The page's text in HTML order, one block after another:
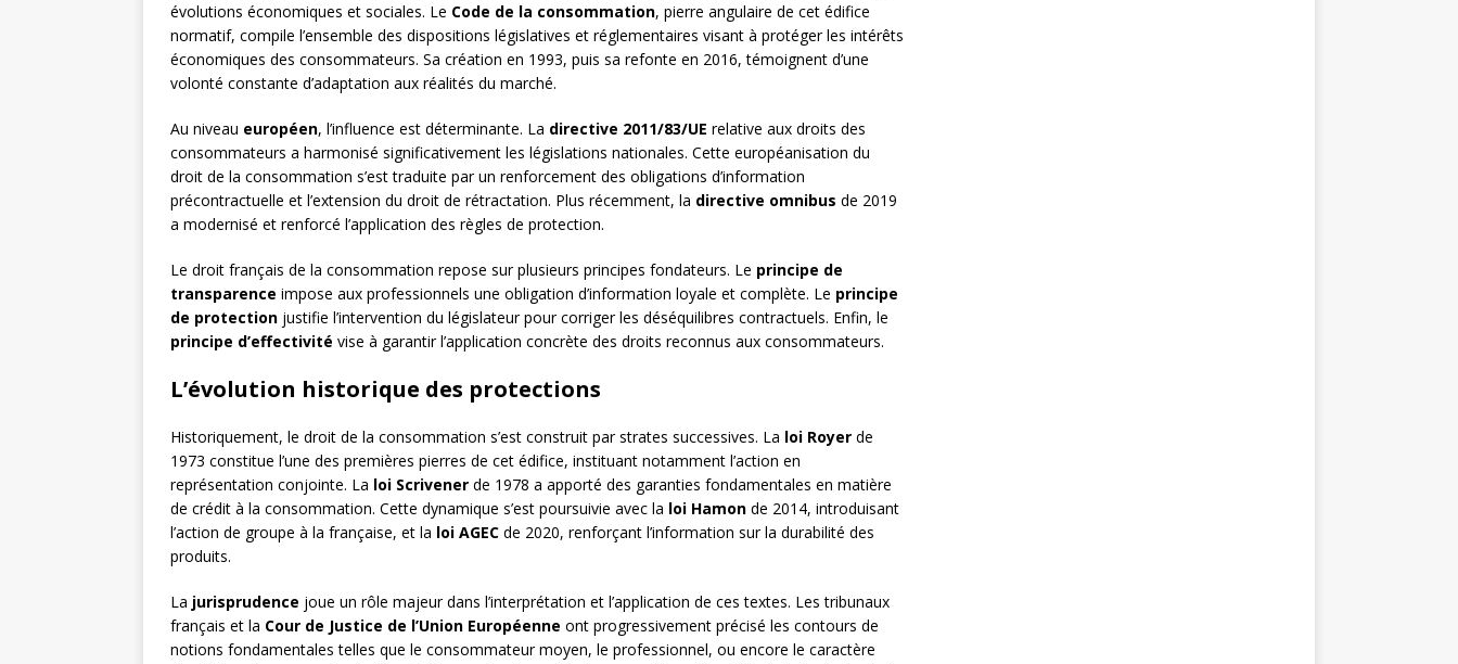
évolutions économiques et sociales. Le Code de la consommation, pierre angulaire de cet édifice
normatif, compile l’ensemble des dispositions législatives et réglementaires visant à protéger les intérêts
économiques des consommateurs. Sa création en 1993, puis sa refonte en 2016, témoignent d’une
volonté constante d’adaptation aux réalités du marché.
Au niveau européen, l’influence est déterminante. La directive 2011/83/UE relative aux droits des
consommateurs a harmonisé significativement les législations nationales. Cette européanisation du
droit de la consommation s’est traduite par un renforcement des obligations d’information
précontractuelle et l’extension du droit de rétractation. Plus récemment, la directive omnibus de 2019
a modernisé et renforcé l’application des règles de protection.
Le droit français de la consommation repose sur plusieurs principes fondateurs. Le principe de
transparence impose aux professionnels une obligation d’information loyale et complète. Le principe
de protection justifie l’intervention du législateur pour corriger les déséquilibres contractuels. Enfin, le
principe d’effectivité vise à garantir l’application concrète des droits reconnus aux consommateurs.
L’évolution historique des protections
Historiquement, le droit de la consommation s’est construit par strates successives. La loi Royer de
1973 constitue l’une des premières pierres de cet édifice, instituant notamment l’action en
représentation conjointe. La loi Scrivener de 1978 a apporté des garanties fondamentales en matière
de crédit à la consommation. Cette dynamique s’est poursuivie avec la loi Hamon de 2014, introduisant
l’action de groupe à la française, et la loi AGEC de 2020, renforçant l’information sur la durabilité des
produits.
La jurisprudence joue un rôle majeur dans l’interprétation et l’application de ces textes. Les tribunaux
français et la Cour de Justice de l’Union Européenne ont progressivement précisé les contours de
notions fondamentales telles que le consommateur moyen, le professionnel, ou encore le caractère